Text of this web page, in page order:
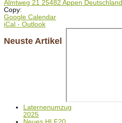
Almtweg 21 25482 Appen Deutschland
Copy:
Google Calendar
iCal - Outlook
Neuste Artikel
Laternenumzug
2025